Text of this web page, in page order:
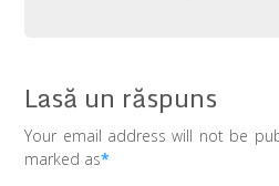
Lasă un răspuns
Your email address will not be
marked as*